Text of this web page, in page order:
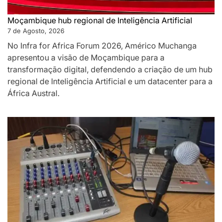
Moçambique hub regional de Inteligência Artificial
7 de Agosto, 2026
No Infra for Africa Forum 2026, Américo Muchanga
apresentou a visão de Moçambique para a
transformação digital, defendendo a criação de um hub
regional de Inteligência Artificial e um datacenter para a
África Austral.